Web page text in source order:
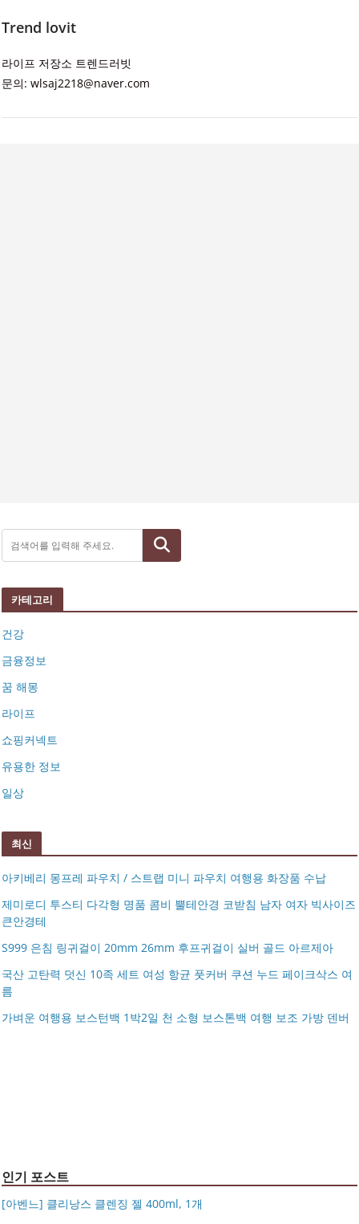
Trend lovit
라이프 저장소 트렌드러빗
문의: wlsaj2218@naver.com
검색
카테고리
건강
금융정보
꿈 해몽
라이프
쇼핑커넥트
유용한 정보
일상
최신
아키베리 몽프레 파우치 / 스트랩 미니 파우치 여행용 화장품 수납
제미로디 투스티 다각형 명품 콤비 뿔테안경 코받침 남자 여자 빅사이즈
큰안경테
S999 은침 링귀걸이 20mm 26mm 후프귀걸이 실버 골드 아르제아
국산 고탄력 덧신 10족 세트 여성 항균 풋커버 쿠션 누드 페이크삭스 여
름
가벼운 여행용 보스턴백 1박2일 천 소형 보스톤백 여행 보조 가방 덴버
아키베리 몽프레 파우치 / 스트랩 미니 파우치 여행용 화장
품 수납
제미로디 투스티 다각형 명품 콤비 뿔테안경 코받침 남자
인기 포스트
[아벤느] 클리낭스 클렌징 젤 400ml, 1개